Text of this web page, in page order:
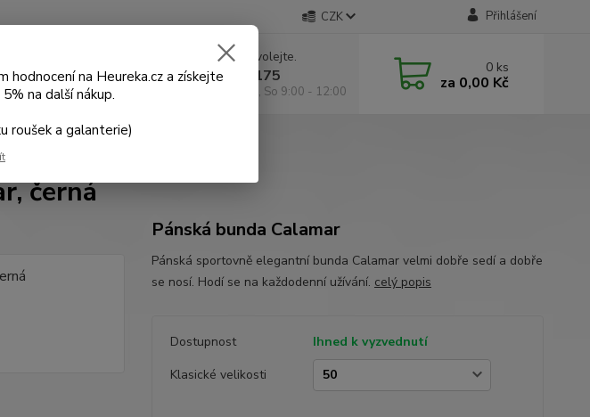
CZK Přihlášení
Hledat
Nevíte si rady? Zavolejte.
+420 602 295 175
Po - Pá 9:00 -18:00, So 9:00 - 12:00
0 ks
za 0,00 Kč
černá
Pánská bunda Calamar
Pánská sportovně elegantní bunda Calamar velmi dobře sedí a dobře
se nosí. Hodí se na každodenní užívání. celý popis
Dostupnost
Ihned k vyzvednutí
Klasické velikosti
hodnocení na Heureka.cz a získejte
na další nákup.
roušek a galanterie)